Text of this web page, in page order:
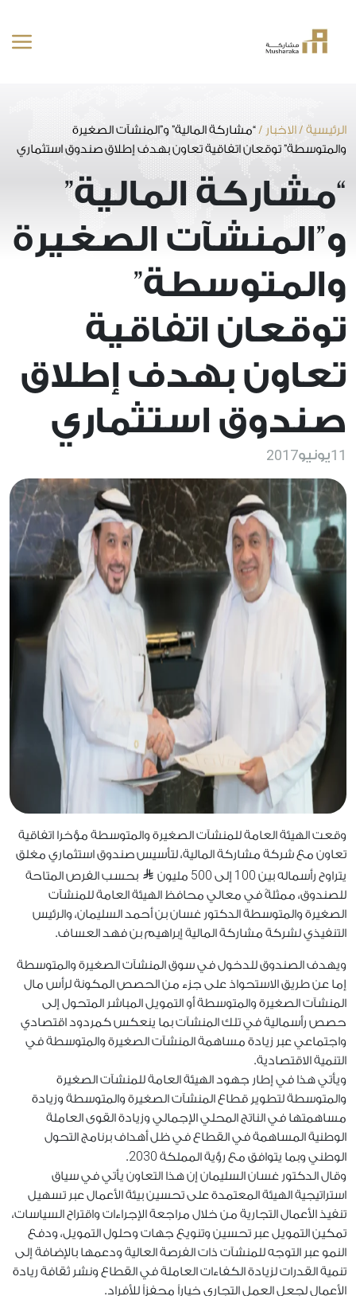
المحتوى
الرئيسية /الاخبار /“مشاركة المالية” و”المنشآت الصغيرة
والمتوسطة” توقعان اتفاقية تعاون بهدف إطلاق صندوق استثماري
“مشاركة المالية”
و”المنشآت الصغيرة
والمتوسطة”
توقعان اتفاقية
تعاون بهدف إطلاق
صندوق استثماري
11يونيو2017
وقعت الهيئة العامة للمنشآت الصغيرة والمتوسطة مؤخرا اتفاقية
تعاون مع شركة مشاركة المالية، لتأسيس صندوق استثماري مغلق
يتراوح رأسماله بين 100 إلى 500 مليون
بحسب الفرص المتاحة
للصندوق، ممثلةً في معالي محافظ الهيئة العامة للمنشآت
الصغيرة والمتوسطة الدكتور غسان بن أحمد السليمان، والرئيس
التنفيذي لشركة مشاركة المالية إبراهيم بن فهد العساف.
ويهدف الصندوق للدخول في سوق المنشآت الصغيرة والمتوسطة
إما عن طريق الاستحواذ على جزء من الحصص المكونة لرأس مال
المنشآت الصغيرة والمتوسطة أو التمويل المباشر المتحول إلى
حصص رأسمالية في تلك المنشآت بما ينعكس كمردود اقتصادي
واجتماعي عبر زيادة مساهمة المنشآت الصغيرة والمتوسطة في
التنمية الاقتصادية.
ويأتي هذا في إطار جهود الهيئة العامة للمنشآت الصغيرة
والمتوسطة لتطوير قطاع المنشآت الصغيرة والمتوسطة وزيادة
مساهمتها في الناتج المحلي الإجمالي وزيادة القوى العاملة
الوطنية المساهمة في القطاع في ظل أهداف برنامج التحول
الوطني وبما يتوافق مع رؤية المملكة 2030
.
وقال الدكتور غسان السليمان إن هذا التعاون يأتي في سياق
استراتيجية الهيئة المعتمدة على تحسين بيئة الأعمال عبر تسهيل
تنفيذ الأعمال التجارية من خلال مراجعة الإجراءات واقتراح السياسات،
تمكين التمويل عبر تحسين وتنويع جهات وحلول التمويل، ودفع
النمو عبر التوجه للمنشآت ذات الفرصة العالية ودعمها بالإضافة إلى
تنمية القدرات لزيادة الكفاءات العاملة في القطاع ونشر ثقافة ريادة
الأعمال لجعل العمل التجاري خياراً محفزاً للأفراد.